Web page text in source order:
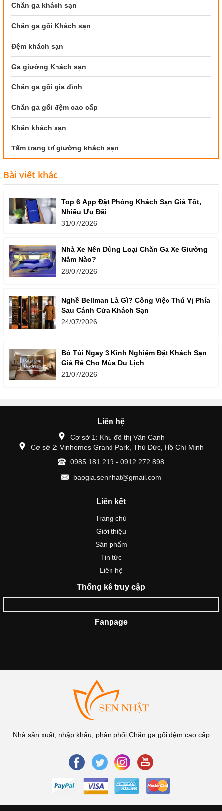
Chăn ga khách sạn
Chăn ga gối Khách sạn
Đệm khách sạn
Ga giường Khách sạn
Chăn ga gối gia đình
Chăn ga gối đệm cao cấp
Khăn khách sạn
Tấm trang trí giường khách sạn
Bài viết khác
Top 6 App Đặt Phòng Khách Sạn Giá Tốt,
Nhiều Ưu Đãi
31/07/2026
Nhà Xe Nên Dùng Loại Chăn Ga Xe Giường
Nằm Nào?
28/07/2026
Nghề Bellman Là Gì? Công Việc Thú Vị Phía
Sau Cánh Cửa Khách Sạn
24/07/2026
Bỏ Túi Ngay 3 Kinh Nghiệm Đặt Khách Sạn
Giá Rẻ Cho Mùa Du Lịch
21/07/2026
Liên hệ
Cơ sở 1: Khu đô thị Vân Canh
Cơ sở 2: Vinhomes Grand Park, Thủ Đức, Hồ Chí Minh
0985.181.219 - 0912 272 898
baogia.sennhat@gmail.com
Liên kết
Trang chủ
Giới thiệu
Sản phẩm
Tin tức
Liên hệ
Thống kê truy cập
Fanpage
Nhà sản xuất, nhập khẩu, phân phối Chăn ga gối đệm cao cấp